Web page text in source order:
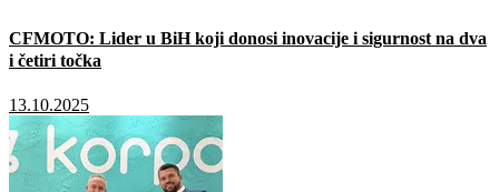
CFMOTO: Lider u BiH koji donosi inovacije i sigurnost na dva
i četiri točka
13.10.2025